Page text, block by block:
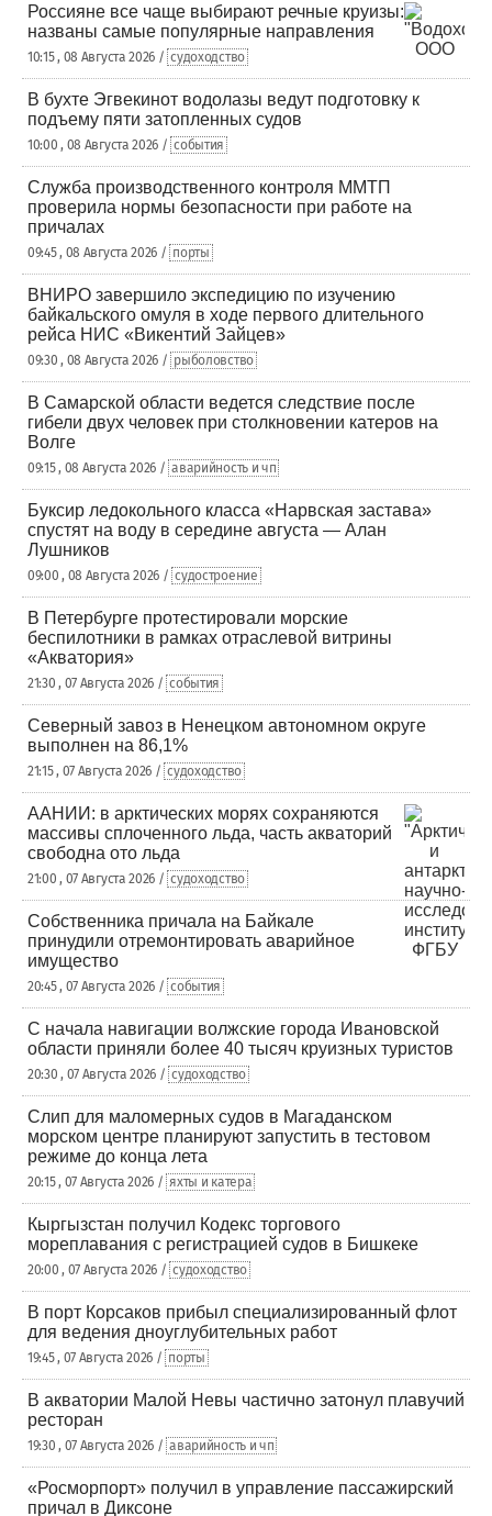
Россияне все чаще выбирают речные круизы:
названы самые популярные направления
10:15 , 08 Августа 2026 / судоходство
В бухте Эгвекинот водолазы ведут подготовку к
подъему пяти затопленных судов
10:00 , 08 Августа 2026 / события
Служба производственного контроля ММТП
проверила нормы безопасности при работе на
причалах
09:45 , 08 Августа 2026 / порты
ВНИРО завершило экспедицию по изучению
байкальского омуля в ходе первого длительного
рейса НИС «Викентий Зайцев»
09:30 , 08 Августа 2026 / рыболовство
В Самарской области ведется следствие после
гибели двух человек при столкновении катеров на
Волге
09:15 , 08 Августа 2026 / аварийность и чп
Буксир ледокольного класса «Нарвская застава»
спустят на воду в середине августа — Алан
Лушников
09:00 , 08 Августа 2026 / судостроение
В Петербурге протестировали морские
беспилотники в рамках отраслевой витрины
«Акватория»
21:30 , 07 Августа 2026 / события
Северный завоз в Ненецком автономном округе
выполнен на 86,1%
21:15 , 07 Августа 2026 / судоходство
ААНИИ: в арктических морях сохраняются
массивы сплоченного льда, часть акваторий
свободна ото льда
21:00 , 07 Августа 2026 / судоходство
Собственника причала на Байкале
принудили отремонтировать аварийное
имущество
20:45 , 07 Августа 2026 / события
С начала навигации волжские города Ивановской
области приняли более 40 тысяч круизных туристов
20:30 , 07 Августа 2026 / судоходство
Слип для маломерных судов в Магаданском
морском центре планируют запустить в тестовом
режиме до конца лета
20:15 , 07 Августа 2026 / яхты и катера
Кыргызстан получил Кодекс торгового
мореплавания с регистрацией судов в Бишкеке
20:00 , 07 Августа 2026 / судоходство
В порт Корсаков прибыл специализированный флот
для ведения дноуглубительных работ
19:45 , 07 Августа 2026 / порты
В акватории Малой Невы частично затонул плавучий
ресторан
19:30 , 07 Августа 2026 / аварийность и чп
«Росморпорт» получил в управление пассажирский
причал в Диксоне